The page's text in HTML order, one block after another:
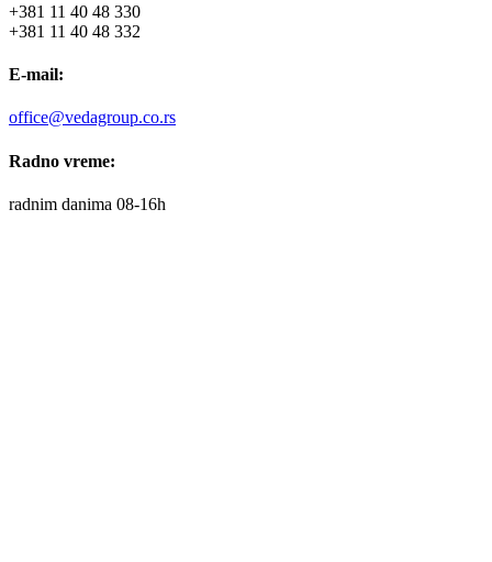
+381 11 40 48 330
+381 11 40 48 332
E-mail:
office@vedagroup.co.rs
Radno vreme:
radnim danima 08-16h